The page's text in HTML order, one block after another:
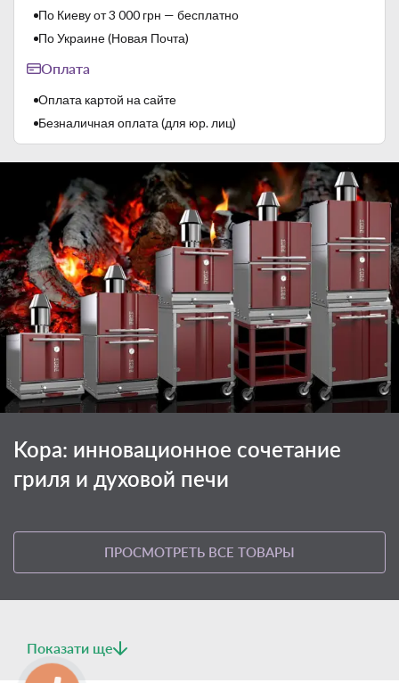
По Киеву от 3 000 грн — бесплатно
По Украине (Новая Почта)
Оплата
Оплата картой на сайте
Безналичная оплата (для юр. лиц)
Kopa: инновационное сочетание
гриля и духовой печи
ПРОСМОТРЕТЬ ВСЕ ТОВАРЫ
Показати ще